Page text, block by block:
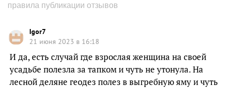
правила публикации отзывов
Igor7
21 июня 2023 в 16:18
И да, есть случай где взрослая женщина на своей
усадьбе полезла за тапком и чуть не утонула. На
лесной деляне геодез полез в выгребную яму и чуть